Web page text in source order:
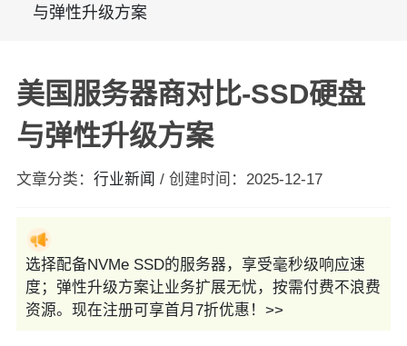
与弹性升级方案
美国服务器商对比-SSD硬盘
与弹性升级方案
文章分类： 行业新闻 / 创建时间： 2025-12-17
选择配备NVMe SSD的服务器，享受毫秒级响应速
度；弹性升级方案让业务扩展无忧，按需付费不浪费
资源。现在注册可享首月7折优惠！>>